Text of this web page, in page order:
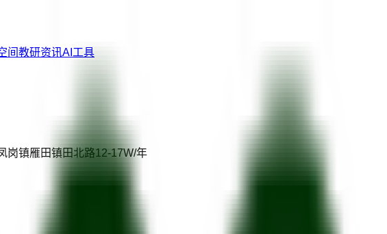
间教研资讯AI工具
岗镇雁田镇田北路12-17W/年